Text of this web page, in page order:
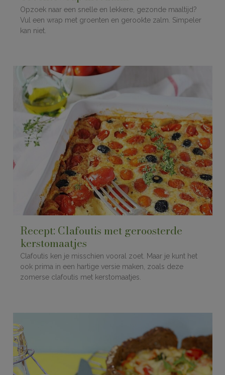
Opzoek naar een snelle en lekkere, gezonde maaltijd?
Vul een wrap met groenten en gerookte zalm. Simpeler
kan niet.
Recept: Clafoutis met geroosterde
kerstomaatjes
Clafoutis ken je misschien vooral zoet. Maar je kunt het
ook prima in een hartige versie maken, zoals deze
zomerse clafoutis met kerstomaatjes.